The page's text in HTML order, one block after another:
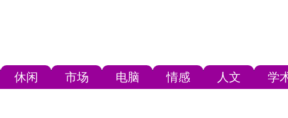
休闲 市场 电脑 情感 人文 学